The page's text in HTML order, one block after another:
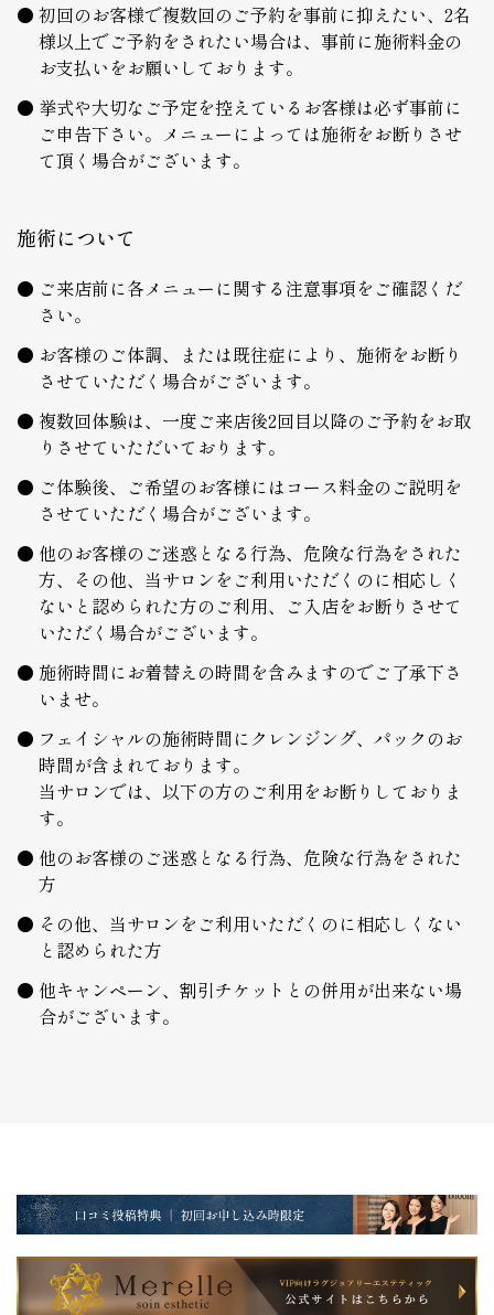
初回のお客様で複数回のご予約を事前に抑えたい、2名
様以上でご予約をされたい場合は、事前に施術料金の
お支払いをお願いしております。
挙式や大切なご予定を控えているお客様は必ず事前に
ご申告下さい。メニューによっては施術をお断りさせ
て頂く場合がございます。
施術について
ご来店前に各メニューに関する注意事項をご確認くだ
さい。
お客様のご体調、または既往症により、施術をお断り
させていただく場合がございます。
複数回体験は、一度ご来店後2回目以降のご予約をお取
りさせていただいております。
ご体験後、ご希望のお客様にはコース料金のご説明を
させていただく場合がございます。
他のお客様のご迷惑となる行為、危険な行為をされた
方、その他、当サロンをご利用いただくのに相応しく
ないと認められた方のご利用、ご入店をお断りさせて
いただく場合がございます。
施術時間にお着替えの時間を含みますのでご了承下さ
いませ。
フェイシャルの施術時間にクレンジング、パックのお
時間が含まれております。
当サロンでは、以下の方のご利用をお断りしておりま
す。
他のお客様のご迷惑となる行為、危険な行為をされた
方
その他、当サロンをご利用いただくのに相応しくない
と認められた方
他キャンペーン、割引チケットとの併用が出来ない場
合がございます。